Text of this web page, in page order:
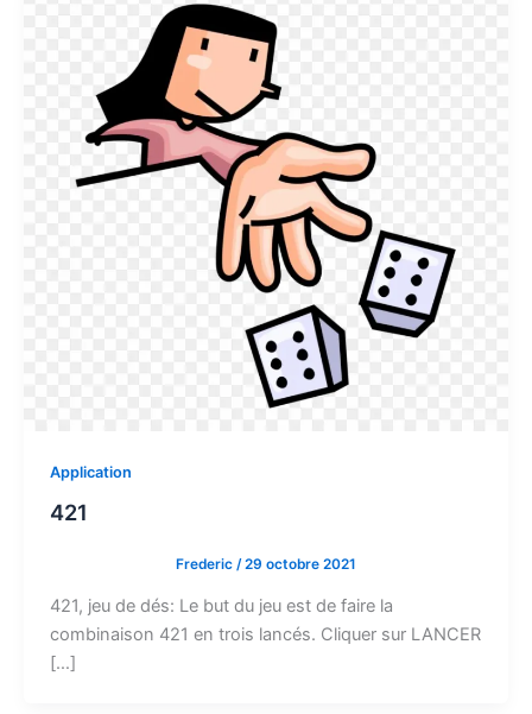
Application
421
Frederic /29 octobre 2021
421, jeu de dés: Le but du jeu est de faire la
combinaison 421 en trois lancés. Cliquer sur LANCER
[…]